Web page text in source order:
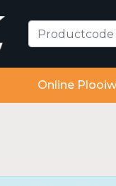
Online